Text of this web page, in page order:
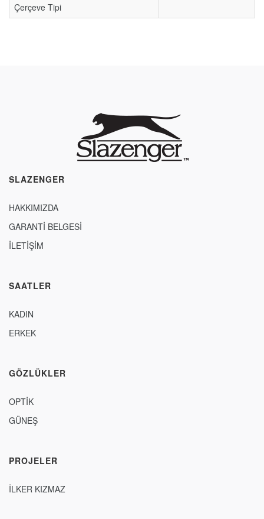
Çerçeve Tipi
SLAZENGER
HAKKIMIZDA
GARANTİ BELGESİ
İLETİŞİM
SAATLER
KADIN
ERKEK
GÖZLÜKLER
OPTİK
GÜNEŞ
PROJELER
İLKER KIZMAZ